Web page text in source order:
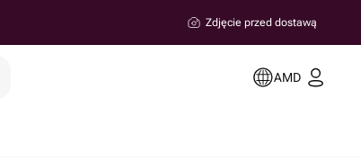
Zdjęcie przed dostawą
AMD